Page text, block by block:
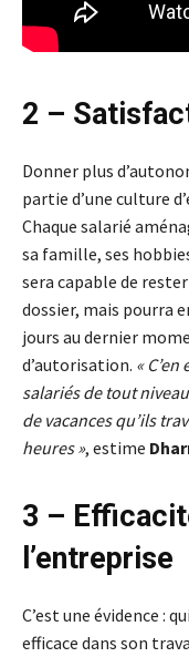
2 –
Donner plus
partie d’une culture
Chaque salarié
sa famille, ses
sera capable de
dossier, mais pourra
jours au dernier
d’autorisation. «
salariés de tout
de vacances qu’ils
heures », estime
3 –
l’entreprise
C’est une évidence :
efficace dans son